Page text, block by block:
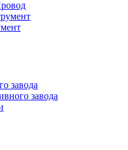
завода
завода